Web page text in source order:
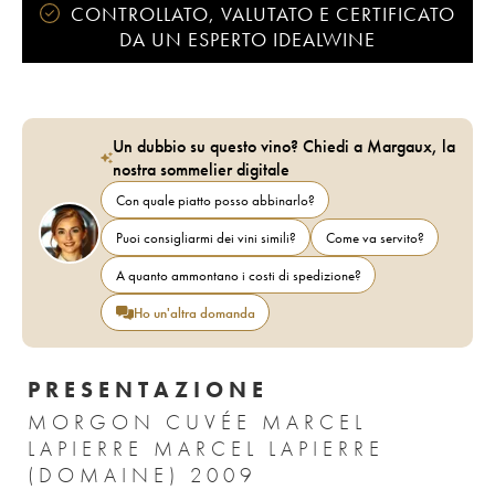
CONTROLLATO, VALUTATO E CERTIFICATO
DA UN ESPERTO IDEALWINE
Un dubbio su questo vino? Chiedi a Margaux, la
nostra sommelier digitale
Con quale piatto posso abbinarlo?
Puoi consigliarmi dei vini simili?
Come va servito?
A quanto ammontano i costi di spedizione?
Ho un'altra domanda
PRESENTAZIONE
MORGON CUVÉE MARCEL
LAPIERRE MARCEL LAPIERRE
(DOMAINE) 2009